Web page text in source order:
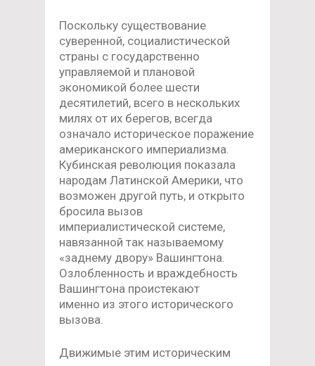
Поскольку существование
суверенной, социалистической
страны с государственно
управляемой и плановой
экономикой более шести
десятилетий, всего в нескольких
милях от их берегов, всегда
означало историческое поражение
американского империализма.
Кубинская революция показала
народам Латинской Америки, что
возможен другой путь, и открыто
бросила вызов
империалистической системе,
навязанной так называемому
«заднему двору» Вашингтона.
Озлобленность и враждебность
Вашингтона проистекают
именно из этого исторического
вызова.
Движимые этим историческим